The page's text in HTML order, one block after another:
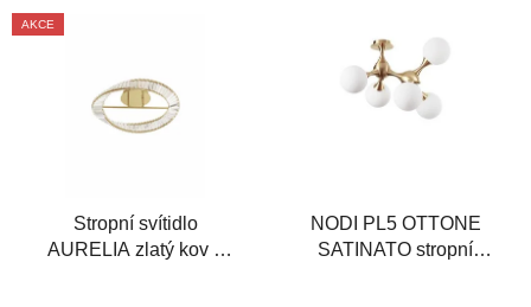
AKCE
Stropní svítidlo
AURELIA zlatý kov a
NODI PL5 OTTONE
SATINATO stropní